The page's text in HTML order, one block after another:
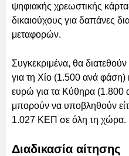
ψηφιακής χρεωστικής
δικαιούχους για δαπάνες
μεταφορών.
Συγκεκριμένα, θα
για τη Χίο (1.500 ανά φάση)
ευρώ για τα Κύθηρα (1.800
μπορούν να υποβληθούν
1.027 ΚΕΠ σε όλη τη χώρα.
Διαδικασία αίτησης